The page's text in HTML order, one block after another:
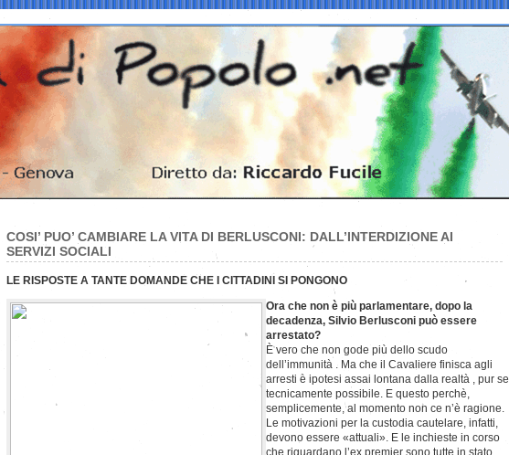
COSI’ PUO’ CAMBIARE LA VITA DI BERLUSCONI: DALL’INTERDIZIONE AI
SERVIZI SOCIALI
LE RISPOSTE A TANTE DOMANDE CHE I CITTADINI SI PONGONO
Ora che non è più parlamentare, dopo la
decadenza, Silvio Berlusconi può essere
arrestato?
È vero che non gode più dello scudo
dell’immunità . Ma che il Cavaliere finisca agli
arresti è ipotesi assai lontana dalla realtà , pur se
tecnicamente possibile. E questo perchè,
semplicemente, al momento non ce n’è ragione.
Le motivazioni per la custodia cautelare, infatti,
devono essere «attuali». E le inchieste in corso
che riguardano l’ex premier sono tutte in stato